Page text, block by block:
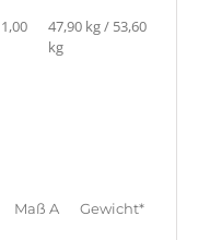
47,90 kg / 53,60
kg
Maß A Gewicht*